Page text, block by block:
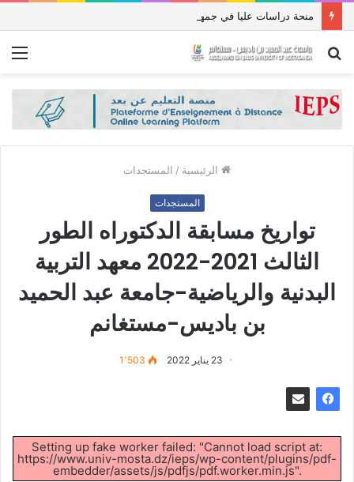
بحث
الرئيسية / المستجدات
المستجدات
تواريخ مسابقة الدكتوراه الطور
الثالث 2021-2022 معهد التربية
البدنية والرياضية-جامعة عبد الحميد
بن باديس-مستغانم
23 يناير 2022 1٬503
Setting up fake worker failed: "Cannot load script at:
https://www.univ-mosta.dz/ieps/wp-content/plugins/pdf-
embedder/assets/js/pdfjs/pdf.worker.min.js".